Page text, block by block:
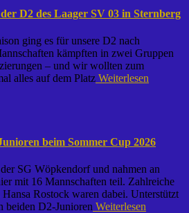
D2 des Laager SV 03 in Sternberg
ging es für unsere D2 nach
kämpften in zwei Gruppen
– und wir wollten zum
alles auf dem Platz Weiterlesen
beim Sommer Cup 2026
SG Wöpkendorf und nahmen an
mit 16 Mannschaften teil. Zahlreiche
Rostock waren dabei. Unterstützt
beiden D2-Junioren Weiterlesen